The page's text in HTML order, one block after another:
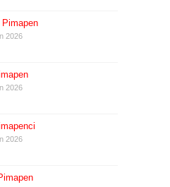
2026
2026
2026